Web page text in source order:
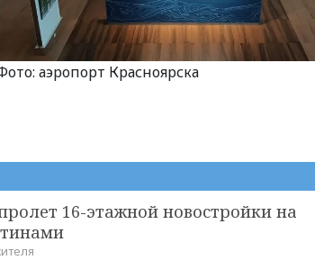
аэропорт Красноярска
16-этажной новостройки на